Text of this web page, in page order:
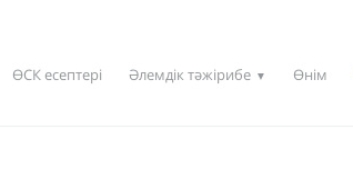
ӨСК есептері Әлемдік тәжірибе ▼ Өнім